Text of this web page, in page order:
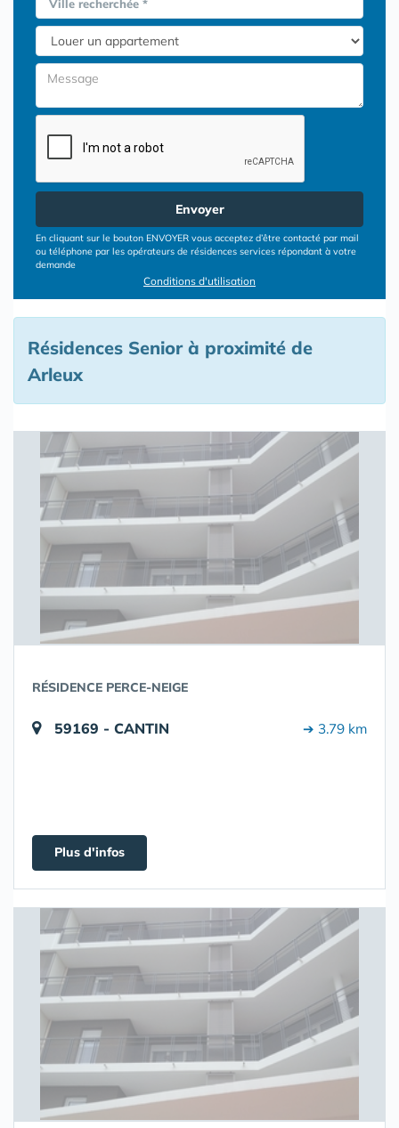
Ville recherchée *
Envoyer
En cliquant sur le bouton ENVOYER vous acceptez d’être contacté par mail
ou téléphone par les opérateurs de résidences services répondant à votre
demande
Conditions d'utilisation
Résidences Senior à proximité de
Arleux
RÉSIDENCE PERCE-NEIGE
59169 - CANTIN ➔ 3.79 km
Plus d'infos